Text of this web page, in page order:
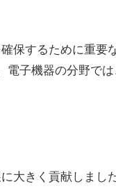
保するために重要
電子機器の分野で
大きく貢献しまし